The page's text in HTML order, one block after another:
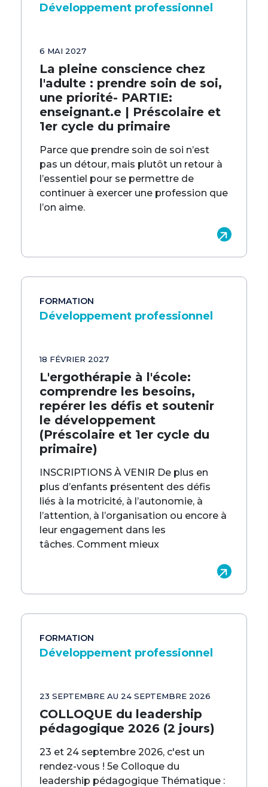
Développement professionnel
6 MAI 2027
La pleine conscience chez
l'adulte : prendre soin de soi,
une priorité- PARTIE:
enseignant.e | Préscolaire et
1er cycle du primaire
Parce que prendre soin de soi n’est
pas un détour, mais plutôt un retour à
l’essentiel pour se permettre de
continuer à exercer une profession que
l’on aime.
FORMATION
Développement professionnel
18 FÉVRIER 2027
L'ergothérapie à l'école:
comprendre les besoins,
repérer les défis et soutenir
le développement
(Préscolaire et 1er cycle du
primaire)
INSCRIPTIONS À VENIR De plus en
plus d’enfants présentent des défis
liés à la motricité, à l’autonomie, à
l’attention, à l’organisation ou encore à
leur engagement dans les
tâches. Comment mieux
FORMATION
Développement professionnel
23 SEPTEMBRE AU 24 SEPTEMBRE 2026
COLLOQUE du leadership
pédagogique 2026 (2 jours)
23 et 24 septembre 2026, c'est un
rendez-vous ! 5e Colloque du
leadership pédagogique Thématique :